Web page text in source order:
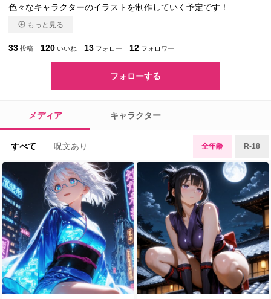
色々なキャラクターのイラストを制作していく予定です！
もっと見る
33 投稿 120 いいね 13 フォロー 12 フォロワー
フォローする
メディア キャラクター
すべて 呪文あり 全年齢 R-18